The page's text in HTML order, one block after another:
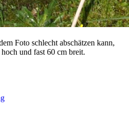
Foto schlecht abschätzen kann,
und fast 60 cm breit.